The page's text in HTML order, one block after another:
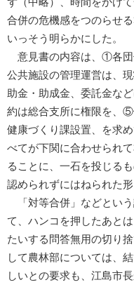
合併の危機感をつのらせ
いっそう明らかにした。
意見書の内容は、①各団
公共施設の管理運営は、
助金・助成金、委託金な
約は総合支所に権限を、⑤
健康づくり課設置、を求
べてが下関に合わせられ
ることに、一石を投じる
認められずにはねられた
「対等合併」などとい
て、ハンコを押したあと
たいする問答無用の切り
して農林部については、
しいとの要求も、江島市